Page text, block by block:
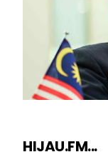
HIJAU.FM...